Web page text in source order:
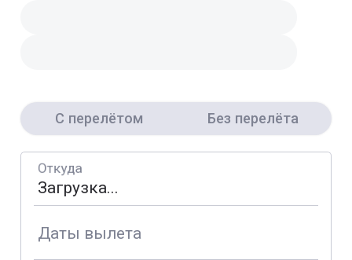
С перелётом Без перелёта
Откуда
Даты вылета